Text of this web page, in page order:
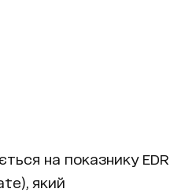
на показнику EDR
який